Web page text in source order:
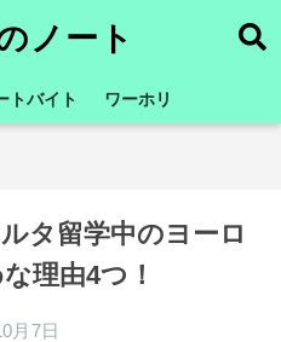
ノート
トバイト ワーホリ
タ留学中のヨーロ
理由4つ！
月7日